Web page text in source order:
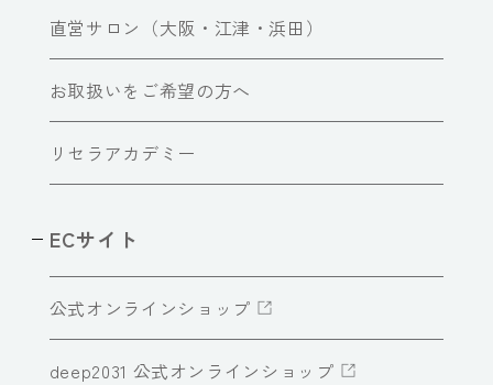
直営サロン（大阪・江津・浜田）
お取扱いをご希望の方へ
リセラアカデミー
ECサイト
公式オンラインショップ
deep2031 公式オンラインショップ